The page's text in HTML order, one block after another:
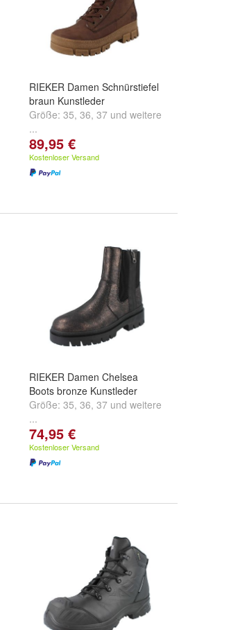
RIEKER Damen Schnürstiefel
braun Kunstleder
Größe: 35, 36, 37 und weitere
...
89,95 €
Kostenloser Versand
RIEKER Damen Chelsea
Boots bronze Kunstleder
Größe: 35, 36, 37 und weitere
...
74,95 €
Kostenloser Versand